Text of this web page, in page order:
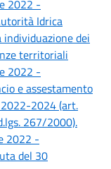
2022 -
Idrica
individuazione dei
territoriali
2022 -
e assestamento
2024 (art.
267/2000).
2022 -
del 30